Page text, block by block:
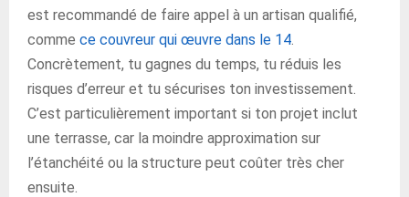
est recommandé de faire appel à un artisan qualifié,
comme ce couvreur qui œuvre dans le 14.
Concrètement, tu gagnes du temps, tu réduis les
risques d’erreur et tu sécurises ton investissement.
C’est particulièrement important si ton projet inclut
une terrasse, car la moindre approximation sur
l’étanchéité ou la structure peut coûter très cher
ensuite.